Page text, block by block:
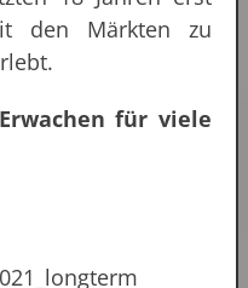
den Märkten zu
für viele